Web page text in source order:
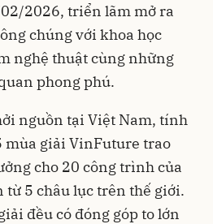
2026, triển lãm mở ra
chúng với khoa học
nghệ thuật cùng những
phong phú.
nguồn tại Việt Nam, tính
mùa giải VinFuture trao
cho 20 công trình của
từ 5 châu lục trên thế giới.
đều có đóng góp to lớn